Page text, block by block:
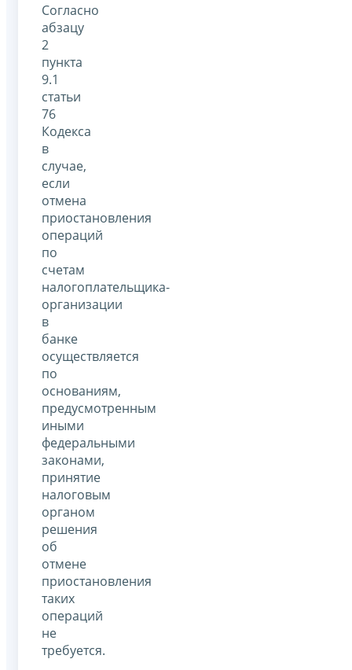
Согласно
абзацу
2
пункта
9.1
статьи
76
Кодекса
в
случае,
если
отмена
приостановления
операций
по
счетам
налогоплательщика-
организации
в
банке
осуществляется
по
основаниям,
предусмотренным
иными
федеральными
законами,
принятие
налоговым
органом
решения
об
отмене
приостановления
таких
операций
не
требуется.